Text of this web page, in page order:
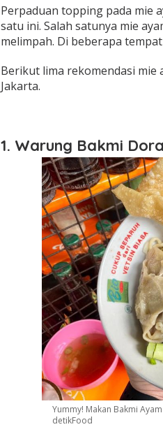
i
Perpaduan topping pada mie
satu ini. Salah satunya mie
melimpah. Di beberapa
Berikut lima rekomendasi mie
Jakarta.
1. Warung Bakmi
Yummy! Makan Bakmi
detikFood